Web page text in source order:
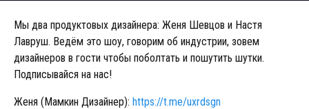
Мы два продуктовых дизайнера: Женя Шевцов и Настя
Лавруш. Ведём это шоу, говорим об индустрии, зовем
дизайнеров в гости чтобы поболтать и пошутить шутки.
Подписывайся на нас!
Женя (Мамкин Дизайнер): https://t.me/uxrdsgn